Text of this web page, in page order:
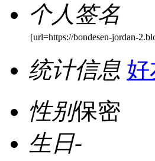
个人签名
[url=https://bondesen-jordan-
统计信息 好
性别保密
生日-